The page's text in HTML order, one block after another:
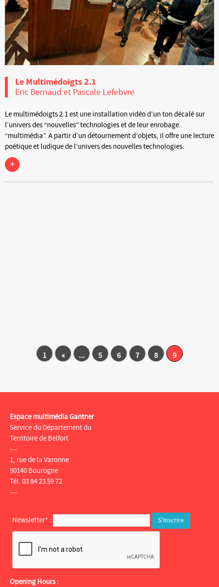
Le Multimédoigts 2.1
Eric Bernaud et Pascale Lefebvre
Le multimédoigts 2.1 est une installation vidéo d’un ton décalé sur
l’univers des “nouvelles” technologies et de leur enrobage
“multimédia”. A partir d’un détournement d’objets, il offre une lecture
poétique et ludique de l’univers des nouvelles technologies.
+
1 « ... 5 6 7 8 9
Espace multimédia Gantner
Service du Département du
Territoire de Belfort
---
1, rue de la Varonne
90140 Bourogne
Tél. 03 84 23 59 72
---
Newsletter* :
Opening Hours :